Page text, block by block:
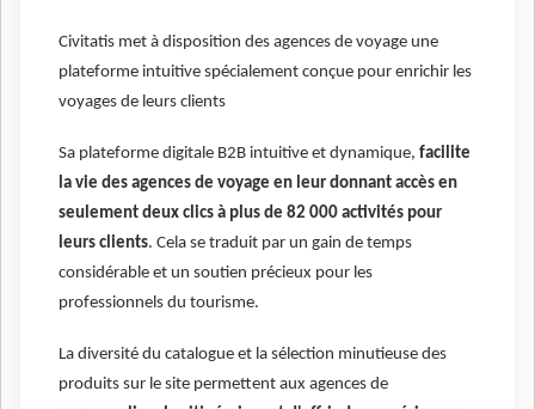
Civitatis met à disposition des agences de voyage une
plateforme intuitive spécialement conçue pour enrichir les
voyages de leurs clients
Sa plateforme digitale B2B intuitive et dynamique, facilite
la vie des agences de voyage en leur donnant accès en
seulement deux clics à plus de 82 000 activités pour
leurs clients. Cela se traduit par un gain de temps
considérable et un soutien précieux pour les
professionnels du tourisme.
La diversité du catalogue et la sélection minutieuse des
produits sur le site permettent aux agences de